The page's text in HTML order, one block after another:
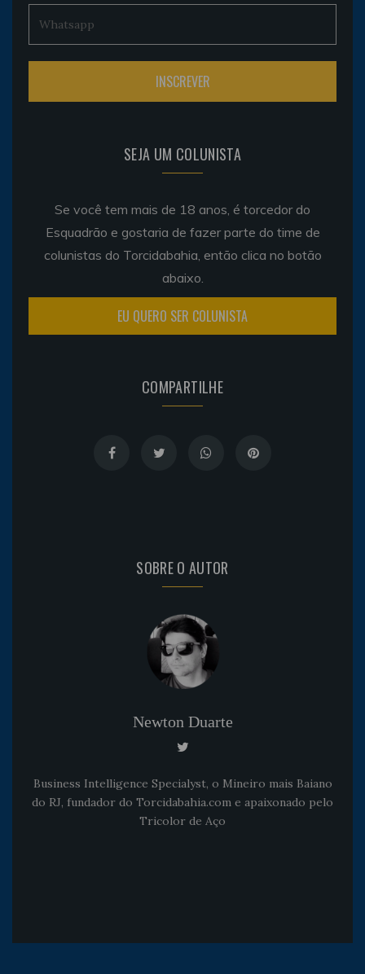
SEJA UM COLUNISTA
Se você tem mais de 18 anos, é torcedor do
Esquadrão e gostaria de fazer parte do time de
colunistas do Torcidabahia, então clica no botão
abaixo.
EU QUERO SER COLUNISTA
COMPARTILHE
SOBRE O AUTOR
Newton Duarte
Business Intelligence Specialyst, o Mineiro mais Baiano
do RJ, fundador do Torcidabahia.com e apaixonado pelo
Tricolor de Aço